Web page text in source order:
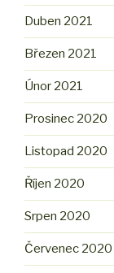
Duben 2021
Březen 2021
Únor 2021
Prosinec 2020
Listopad 2020
Říjen 2020
Srpen 2020
Červenec 2020